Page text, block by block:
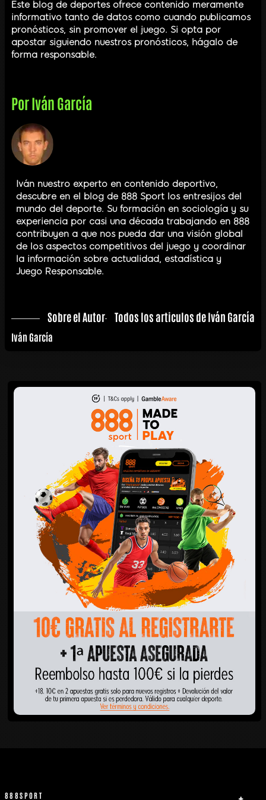
Este blog de deportes ofrece contenido meramente
informativo tanto de datos como cuando publicamos
pronósticos, sin promover el juego. Si opta por
apostar siguiendo nuestros pronósticos, hágalo de
forma responsable.
PorIván García
Iván nuestro experto en contenido deportivo,
descubre en el blog de 888 Sport los entresijos del
mundo del deporte. Su formación en sociología y su
experiencia por casi una década trabajando en 888
contribuyen a que nos pueda dar una visión global
de los aspectos competitivos del juego y coordinar
la información sobre actualidad, estadística y
Juego Responsable.
Sobre el Autor Todos los articulos de Iván García
Iván García
888SPORT